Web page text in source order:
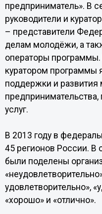
предприниматель». В
руководители и
– представители
делам молодёжи, а
операторы
куратором программы
поддержки и развития
предпринимательства,
услуг.
В 2013 году в
45 регионов России. В
были поделены
удовлетворительно»,
«хорошо» и «отлично».